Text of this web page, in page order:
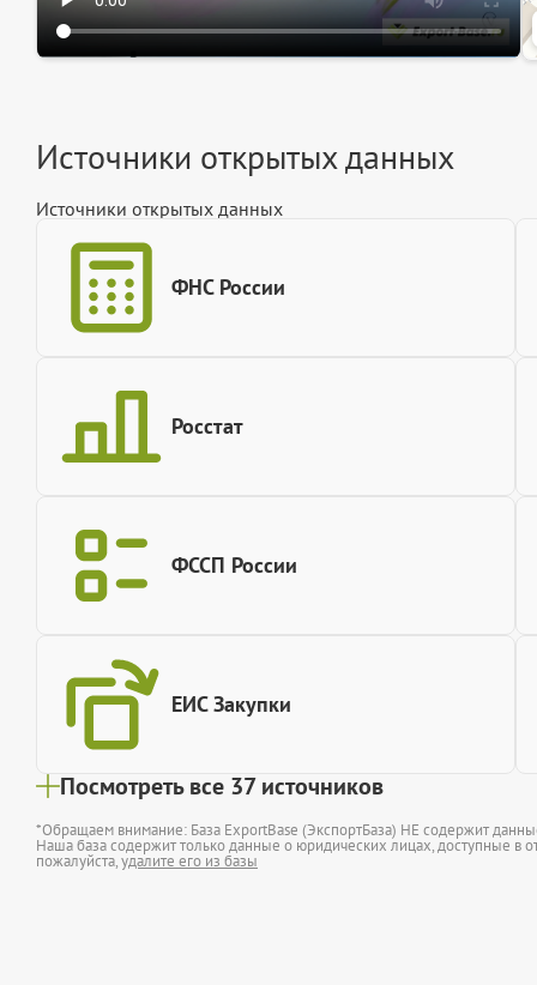
Источники открытых данных
Источники открытых данных
ФНС России
Росстат
ФССП России
ЕИС Закупки
Посмотреть все 37 источников
*Обращаем внимание: База ExportBase (ЭкспортБаза) НЕ содержит
Наша база содержит только данные о юридических лицах, доступные в
пожалуйста,удалите его из базы